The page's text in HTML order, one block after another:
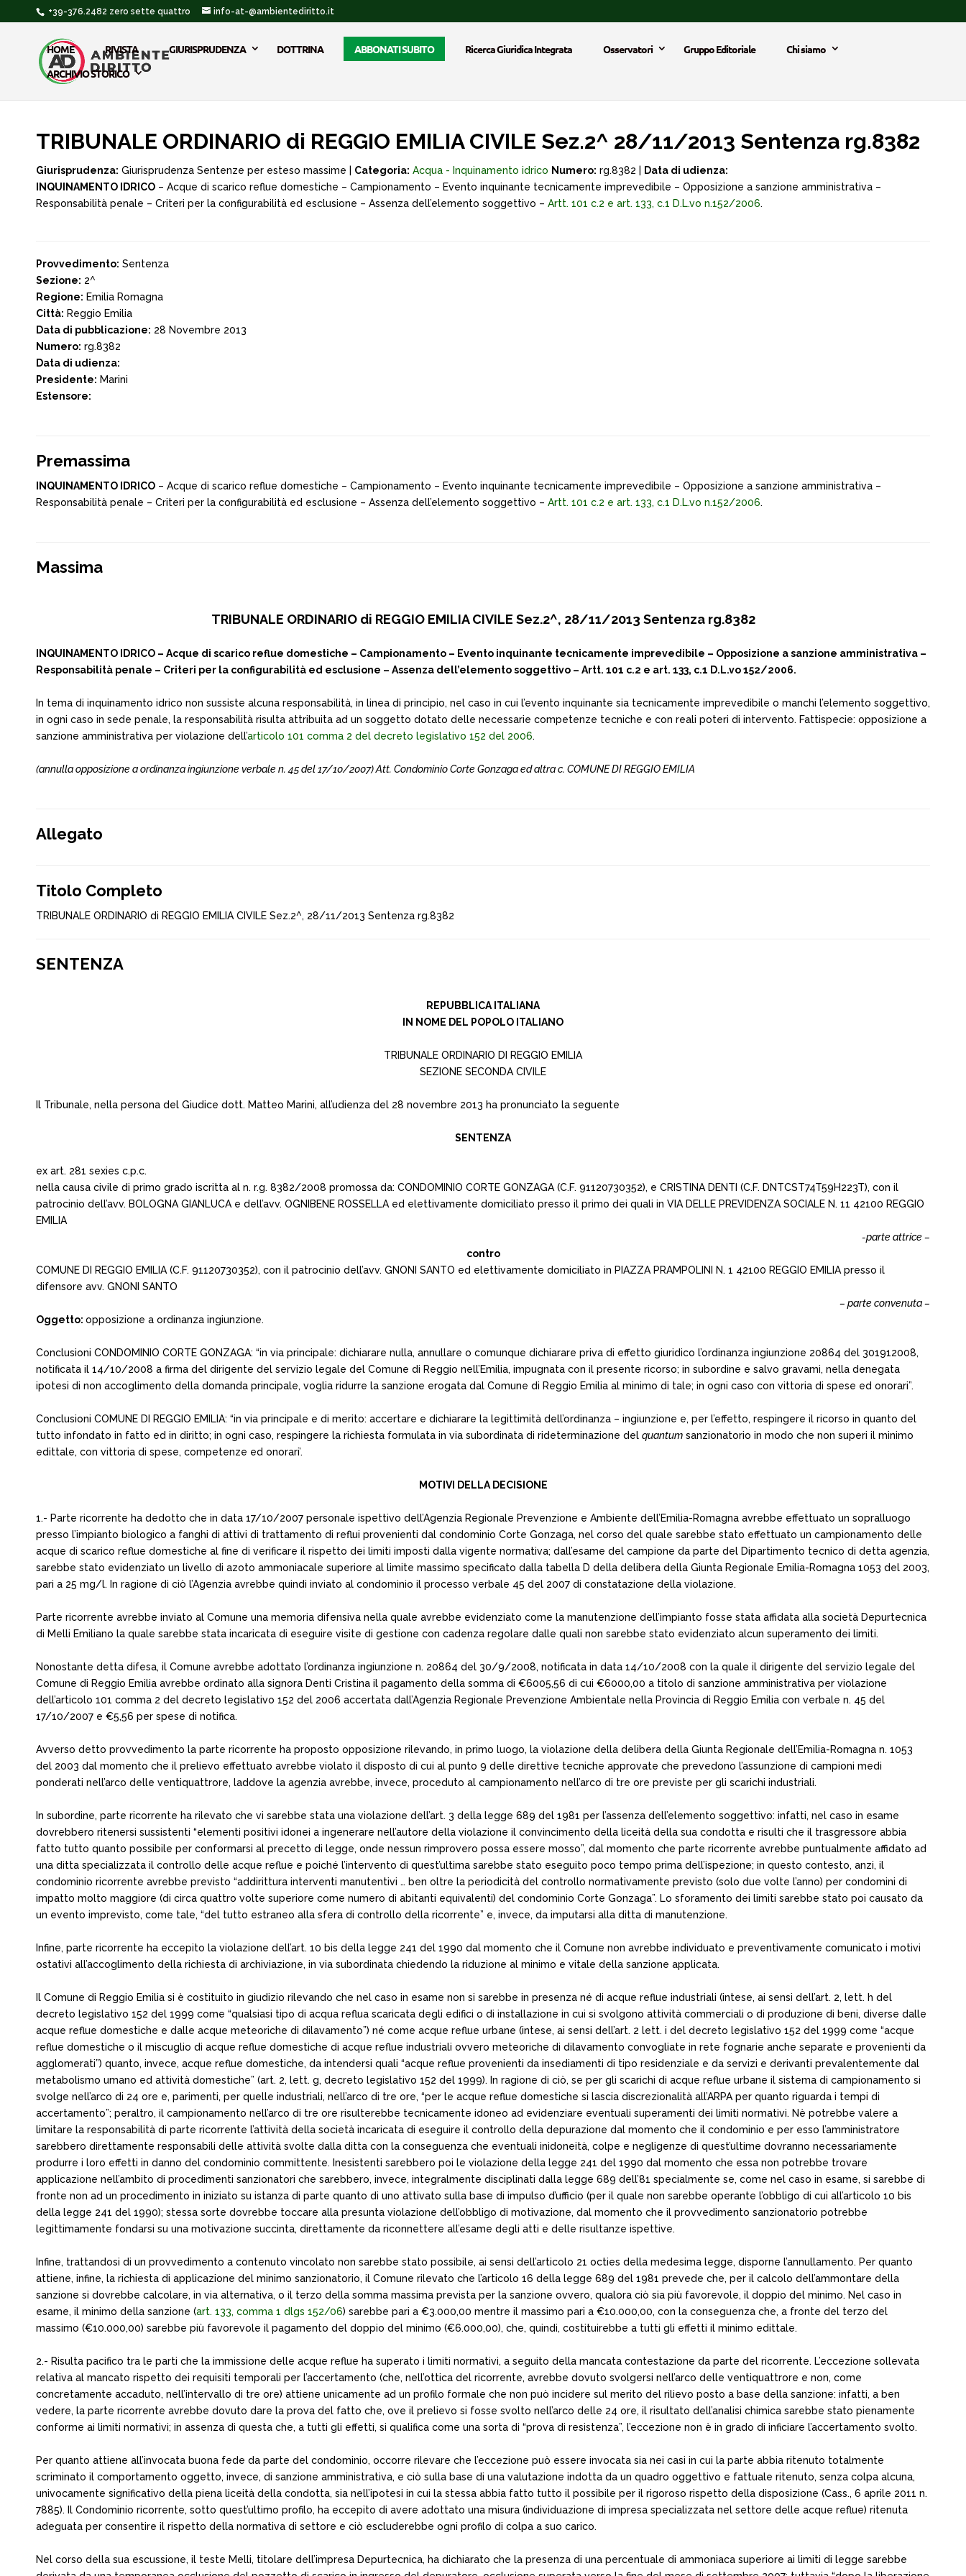
+39-376.2482 zero sette quattro info-at-@ambientediritto.it
HOME RIVISTA GIURISPRUDENZA DOTTRINA ABBONATI SUBITO Ricerca Giuridica Integrata Osservatori Gruppo Editoriale
Chi siamo
ARCHIVIO STORICO
TRIBUNALE ORDINARIO di REGGIO EMILIA CIVILE Sez.2^ 28/11/2013 Sentenza rg.8382
Giurisprudenza: Giurisprudenza Sentenze per esteso massime | Categoria: Acqua - Inquinamento idrico Numero: rg.8382 |
Data di udienza:
INQUINAMENTO IDRICO – Acque di scarico reflue domestiche – Campionamento – Evento inquinante tecnicamente imprevedibile – Opposizione a sanzione amministrativa –
Responsabilità penale – Criteri per la configurabilità ed esclusione – Assenza dell’elemento soggettivo – Artt. 101 c.2 e art. 133, c.1 D.L.vo n.152/2006.
Provvedimento: Sentenza
Sezione: 2^
Regione: Emilia Romagna
Città: Reggio Emilia
Data di pubblicazione: 28 Novembre 2013
Numero: rg.8382
Data di udienza:
Presidente: Marini
Estensore:
Premassima
INQUINAMENTO IDRICO – Acque di scarico reflue domestiche – Campionamento – Evento inquinante tecnicamente imprevedibile – Opposizione a sanzione amministrativa –
Responsabilità penale – Criteri per la configurabilità ed esclusione – Assenza dell’elemento soggettivo – Artt. 101 c.2 e art. 133, c.1 D.L.vo n.152/2006.
Massima
TRIBUNALE ORDINARIO di REGGIO EMILIA CIVILE Sez.2^, 28/11/2013 Sentenza rg.8382
INQUINAMENTO IDRICO – Acque di scarico reflue domestiche – Campionamento – Evento inquinante tecnicamente imprevedibile – Opposizione a sanzione amministrativa –
Responsabilità penale – Criteri per la configurabilità ed esclusione – Assenza dell’elemento soggettivo – Artt. 101 c.2 e art. 133, c.1 D.L.vo 152/2006.
In tema di inquinamento idrico non sussiste alcuna responsabilità, in linea di principio, nel caso in cui l’evento inquinante sia tecnicamente imprevedibile o manchi l’elemento soggettivo,
in ogni caso in sede penale, la responsabilità risulta attribuita ad un soggetto dotato delle necessarie competenze tecniche e con reali poteri di intervento. Fattispecie: opposizione a
sanzione amministrativa per violazione dell’articolo 101 comma 2 del decreto legislativo 152 del 2006.
(annulla opposizione a ordinanza ingiunzione verbale n. 45 del 17/10/2007) Att. Condominio Corte Gonzaga ed altra c. COMUNE DI REGGIO EMILIA
Allegato
Titolo Completo
TRIBUNALE ORDINARIO di REGGIO EMILIA CIVILE Sez.2^, 28/11/2013 Sentenza rg.8382
SENTENZA
REPUBBLICA ITALIANA
IN NOME DEL POPOLO ITALIANO
TRIBUNALE ORDINARIO DI REGGIO EMILIA
SEZIONE SECONDA CIVILE
Il Tribunale, nella persona del Giudice dott. Matteo Marini, all’udienza del 28 novembre 2013 ha pronunciato la seguente
SENTENZA
ex art. 281 sexies c.p.c.
nella causa civile di primo grado iscritta al n. r.g. 8382/2008 promossa da: CONDOMINIO CORTE GONZAGA (C.F. 91120730352), e CRISTINA DENTI (C.F. DNTCST74T59H223T), con il
patrocinio dell’avv. BOLOGNA GIANLUCA e dell’avv. OGNIBENE ROSSELLA ed elettivamente domiciliato presso il primo dei quali in VIA DELLE PREVIDENZA SOCIALE N. 11 42100 REGGIO
EMILIA
-parte attrice –
contro
COMUNE DI REGGIO EMILIA (C.F. 91120730352), con il patrocinio dell’avv. GNONI SANTO ed elettivamente domiciliato in PIAZZA PRAMPOLINI N. 1 42100 REGGIO EMILIA presso il
difensore avv. GNONI SANTO
– parte convenuta –
Oggetto: opposizione a ordinanza ingiunzione.
Conclusioni CONDOMINIO CORTE GONZAGA: “in via principale: dichiarare nulla, annullare o comunque dichiarare priva di effetto giuridico l’ordinanza ingiunzione 20864 del 301912008,
notificata il 14/10/2008 a firma del dirigente del servizio legale del Comune di Reggio nell’Emilia, impugnata con il presente ricorso; in subordine e salvo gravami, nella denegata
ipotesi di non accoglimento della domanda principale, voglia ridurre la sanzione erogata dal Comune di Reggio Emilia al minimo di tale; in ogni caso con vittoria di spese ed onorari”.
Conclusioni COMUNE DI REGGIO EMILIA: “in via principale e di merito: accertare e dichiarare la legittimità dell’ordinanza – ingiunzione e, per l’effetto, respingere il ricorso in quanto del
tutto infondato in fatto ed in diritto; in ogni caso, respingere la richiesta formulata in via subordinata di rideterminazione del quantum sanzionatorio in modo che non superi il minimo
edittale, con vittoria di spese, competenze ed onorari’.
MOTIVI DELLA DECISIONE
1.- Parte ricorrente ha dedotto che in data 17/10/2007 personale ispettivo dell’Agenzia Regionale Prevenzione e Ambiente dell’Emilia-Romagna avrebbe effettuato un sopralluogo
presso l’impianto biologico a fanghi di attivi di trattamento di reflui provenienti dal condominio Corte Gonzaga, nel corso del quale sarebbe stato effettuato un campionamento delle
acque di scarico reflue domestiche al fine di verificare il rispetto dei limiti imposti dalla vigente normativa; dall’esame del campione da parte del Dipartimento tecnico di detta agenzia,
sarebbe stato evidenziato un livello di azoto ammoniacale superiore al limite massimo specificato dalla tabella D della delibera della Giunta Regionale Emilia-Romagna 1053 del 2003,
pari a 25 mg/l. In ragione di ciò l’Agenzia avrebbe quindi inviato al condominio il processo verbale 45 del 2007 di constatazione della violazione.
Parte ricorrente avrebbe inviato al Comune una memoria difensiva nella quale avrebbe evidenziato come la manutenzione dell’impianto fosse stata affidata alla società Depurtecnica
di Melli Emiliano la quale sarebbe stata incaricata di eseguire visite di gestione con cadenza regolare dalle quali non sarebbe stato evidenziato alcun superamento dei limiti.
Nonostante detta difesa, il Comune avrebbe adottato l’ordinanza ingiunzione n. 20864 del 30/9/2008, notificata in data 14/10/2008 con la quale il dirigente del servizio legale del
Comune di Reggio Emilia avrebbe ordinato alla signora Denti Cristina il pagamento della somma di €6005,56 di cui €6000,00 a titolo di sanzione amministrativa per violazione
dell’articolo 101 comma 2 del decreto legislativo 152 del 2006 accertata dall’Agenzia Regionale Prevenzione Ambientale nella Provincia di Reggio Emilia con verbale n. 45 del
17/10/2007 e €5,56 per spese di notifica.
Avverso detto provvedimento la parte ricorrente ha proposto opposizione rilevando, in primo luogo, la violazione della delibera della Giunta Regionale dell’Emilia-Romagna n. 1053
del 2003 dal momento che il prelievo effettuato avrebbe violato il disposto di cui al punto 9 delle direttive tecniche approvate che prevedono l’assunzione di campioni medi
ponderati nell’arco delle ventiquattrore, laddove la agenzia avrebbe, invece, proceduto al campionamento nell’arco di tre ore previste per gli scarichi industriali.
In subordine, parte ricorrente ha rilevato che vi sarebbe stata una violazione dell’art. 3 della legge 689 del 1981 per l’assenza dell’elemento soggettivo: infatti, nel caso in esame
dovrebbero ritenersi sussistenti “elementi positivi idonei a ingenerare nell’autore della violazione il convincimento della liceità della sua condotta e risulti che il trasgressore abbia
fatto tutto quanto possibile per conformarsi al precetto di legge, onde nessun rimprovero possa essere mosso”, dal momento che parte ricorrente avrebbe puntualmente affidato ad
una ditta specializzata il controllo delle acque reflue e poiché l’intervento di quest’ultima sarebbe stato eseguito poco tempo prima dell’ispezione; in questo contesto, anzi, il
condominio ricorrente avrebbe previsto “addirittura interventi manutentivi … ben oltre la periodicità del controllo normativamente previsto (solo due volte l’anno) per condomini di
impatto molto maggiore (di circa quattro volte superiore come numero di abitanti equivalenti) del condominio Corte Gonzaga”. Lo sforamento dei limiti sarebbe stato poi causato da
un evento imprevisto, come tale, “del tutto estraneo alla sfera di controllo della ricorrente” e, invece, da imputarsi alla ditta di manutenzione.
Infine, parte ricorrente ha eccepito la violazione dell’art. 10 bis della legge 241 del 1990 dal momento che il Comune non avrebbe individuato e preventivamente comunicato i motivi
ostativi all’accoglimento della richiesta di archiviazione, in via subordinata chiedendo la riduzione al minimo e vitale della sanzione applicata.
Il Comune di Reggio Emilia si è costituito in giudizio rilevando che nel caso in esame non si sarebbe in presenza né di acque reflue industriali (intese, ai sensi dell’art. 2, lett. h del
decreto legislativo 152 del 1999 come “qualsiasi tipo di acqua reflua scaricata degli edifici o di installazione in cui si svolgono attività commerciali o di produzione di beni, diverse dalle
acque reflue domestiche e dalle acque meteoriche di dilavamento”) né come acque reflue urbane (intese, ai sensi dell’art. 2 lett. i del decreto legislativo 152 del 1999 come “acque
reflue domestiche o il miscuglio di acque reflue domestiche di acque reflue industriali ovvero meteoriche di dilavamento convogliate in rete fognarie anche separate e provenienti da
agglomerati”) quanto, invece, acque reflue domestiche, da intendersi quali “acque reflue provenienti da insediamenti di tipo residenziale e da servizi e derivanti prevalentemente dal
metabolismo umano ed attività domestiche” (art. 2, lett. g, decreto legislativo 152 del 1999). In ragione di ciò, se per gli scarichi di acque reflue urbane il sistema di campionamento si
svolge nell’arco di 24 ore e, parimenti, per quelle industriali, nell’arco di tre ore, “per le acque reflue domestiche si lascia discrezionalità all’ARPA per quanto riguarda i tempi di
accertamento”; peraltro, il campionamento nell’arco di tre ore risulterebbe tecnicamente idoneo ad evidenziare eventuali superamenti dei limiti normativi. Nè potrebbe valere a
limitare la responsabilità di parte ricorrente l’attività della società incaricata di eseguire il controllo della depurazione dal momento che il condominio e per esso l’amministratore
sarebbero direttamente responsabili delle attività svolte dalla ditta con la conseguenza che eventuali inidoneità, colpe e negligenze di quest’ultime dovranno necessariamente
produrre i loro effetti in danno del condominio committente. Inesistenti sarebbero poi le violazione della legge 241 del 1990 dal momento che essa non potrebbe trovare
applicazione nell’ambito di procedimenti sanzionatori che sarebbero, invece, integralmente disciplinati dalla legge 689 dell’81 specialmente se, come nel caso in esame, si sarebbe di
fronte non ad un procedimento in iniziato su istanza di parte quanto di uno attivato sulla base di impulso d’ufficio (per il quale non sarebbe operante l’obbligo di cui all’articolo 10 bis
della legge 241 del 1990); stessa sorte dovrebbe toccare alla presunta violazione dell’obbligo di motivazione, dal momento che il provvedimento sanzionatorio potrebbe
legittimamente fondarsi su una motivazione succinta, direttamente da riconnettere all’esame degli atti e delle risultanze ispettive.
Infine, trattandosi di un provvedimento a contenuto vincolato non sarebbe stato possibile, ai sensi dell’articolo 21 octies della medesima legge, disporne l’annullamento. Per quanto
attiene, infine, la richiesta di applicazione del minimo sanzionatorio, il Comune rilevato che l’articolo 16 della legge 689 del 1981 prevede che, per il calcolo dell’ammontare della
sanzione si dovrebbe calcolare, in via alternativa, o il terzo della somma massima prevista per la sanzione ovvero, qualora ciò sia più favorevole, il doppio del minimo. Nel caso in
esame, il minimo della sanzione (art. 133, comma 1 dlgs 152/06) sarebbe pari a €3.000,00 mentre il massimo pari a €10.000,00, con la conseguenza che, a fronte del terzo del
massimo (€10.000,00) sarebbe più favorevole il pagamento del doppio del minimo (€6.000,00), che, quindi, costituirebbe a tutti gli effetti il minimo edittale.
2.- Risulta pacifico tra le parti che la immissione delle acque reflue ha superato i limiti normativi, a seguito della mancata contestazione da parte del ricorrente. L’eccezione sollevata
relativa al mancato rispetto dei requisiti temporali per l’accertamento (che, nell’ottica del ricorrente, avrebbe dovuto svolgersi nell’arco delle ventiquattrore e non, come
concretamente accaduto, nell’intervallo di tre ore) attiene unicamente ad un profilo formale che non può incidere sul merito del rilievo posto a base della sanzione: infatti, a ben
vedere, la parte ricorrente avrebbe dovuto dare la prova del fatto che, ove il prelievo si fosse svolto nell’arco delle 24 ore, il risultato dell’analisi chimica sarebbe stato pienamente
conforme ai limiti normativi; in assenza di questa che, a tutti gli effetti, si qualifica come una sorta di “prova di resistenza”, l’eccezione non è in grado di inficiare l’accertamento svolto.
Per quanto attiene all’invocata buona fede da parte del condominio, occorre rilevare che l’eccezione può essere invocata sia nei casi in cui la parte abbia ritenuto totalmente
scriminato il comportamento oggetto, invece, di sanzione amministrativa, e ciò sulla base di una valutazione indotta da un quadro oggettivo e fattuale ritenuto, senza colpa alcuna,
univocamente significativo della piena liceità della condotta, sia nell’ipotesi in cui la stessa abbia fatto tutto il possibile per il rigoroso rispetto della disposizione (Cass., 6 aprile 2011 n.
7885). Il Condominio ricorrente, sotto quest’ultimo profilo, ha eccepito di avere adottato una misura (individuazione di impresa specializzata nel settore delle acque reflue) ritenuta
adeguata per consentire il rispetto della normativa di settore e ciò escluderebbe ogni profilo di colpa a suo carico.
Nel corso della sua escussione, il teste Melli, titolare dell’impresa Depurtecnica, ha dichiarato che la presenza di una percentuale di ammoniaca superiore ai limiti di legge sarebbe